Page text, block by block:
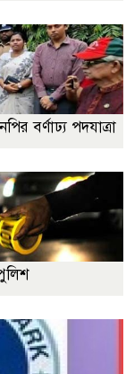
বর্ণাঢ্য পদযাত্রা